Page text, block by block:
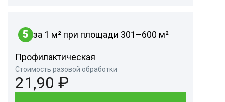
5 за 1 м² при площади 301–600 м²
Профилактическая
Стоимость разовой обработки
21,90 ₽